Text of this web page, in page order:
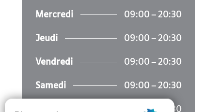
Mercredi 09:00 – 20:30
Jeudi 09:00 – 20:30
Vendredi 09:00 – 20:30
Samedi 09:00 – 20:30
Dimanche 09:00 – 20:30